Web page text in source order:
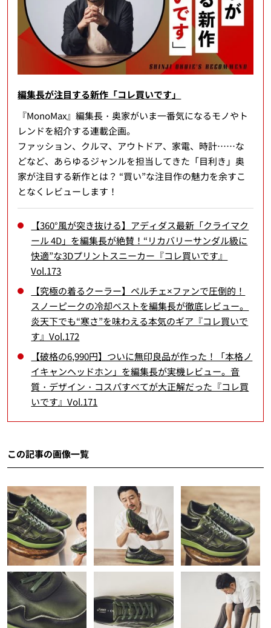
編集長が注目する新作「コレ買いです」
『MonoMax』編集長・奥家がいま一番気になるモノやト
レンドを紹介する連載企画。
ファッション、クルマ、アウトドア、家電、時計……な
どなど、あらゆるジャンルを担当してきた「目利き」奥
家が注目する新作とは？ “買い”な注目作の魅力を余すこ
となくレビューします！
【360°風が突き抜ける】アディダス最新「クライマク
ール 4D」を編集長が絶賛！“リカバリーサンダル級に
快適”な3Dプリントスニーカー『コレ買いです』
Vol.173
【究極の着るクーラー】ペルチェ×ファンで圧倒的！
スノーピークの冷却ベストを編集長が徹底レビュー。
炎天下でも“寒さ”を味わえる本気のギア『コレ買いで
す』Vol.172
【破格の6,990円】ついに無印良品が作った！「本格ノ
イキャンヘッドホン」を編集長が実機レビュー。音
質・デザイン・コスパすべてが大正解だった『コレ買
いです』Vol.171
この記事の画像一覧